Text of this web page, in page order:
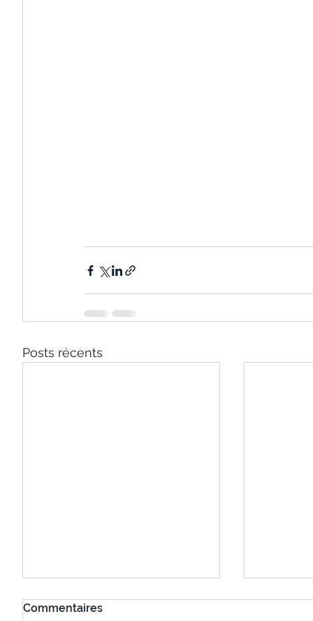
Posts récents
Commentaires